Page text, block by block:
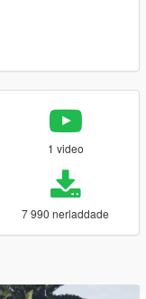
1 video
7 990 nerladdade